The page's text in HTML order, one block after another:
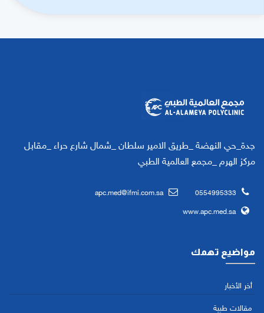
جدة_حي النهضة _طريق الامير سلطان _شمال شارع حراء _مقابل
مركز الهرم _مجمع العالمية الطبي
0554995333
apc.med@ifmi.com.sa
www.apc.med.sa
مواضيع تهمك
أخر الأخبار
مقالات طبية